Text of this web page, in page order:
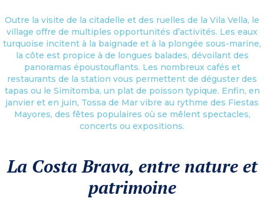
Outre la visite de la citadelle et des ruelles de la Vila Vella, le
village offre de multiples opportunités d’activités. Les eaux
turquoise incitent à la baignade et à la plongée sous-marine,
la côte est propice à de longues balades, dévoilant des
panoramas époustouflants. Les nombreux cafés et
restaurants de la station vous permettent de déguster des
tapas ou le Simitomba, un plat de poisson typique. Enfin, en
janvier et en juin, Tossa de Mar vibre au rythme des Fiestas
Mayores, des fêtes populaires où se mêlent spectacles,
concerts ou expositions.
La Costa Brava, entre nature et
patrimoine